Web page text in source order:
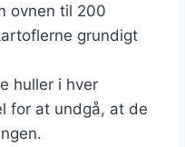
ovnen til 200
grundigt
huller i hver
for at undgå, at de